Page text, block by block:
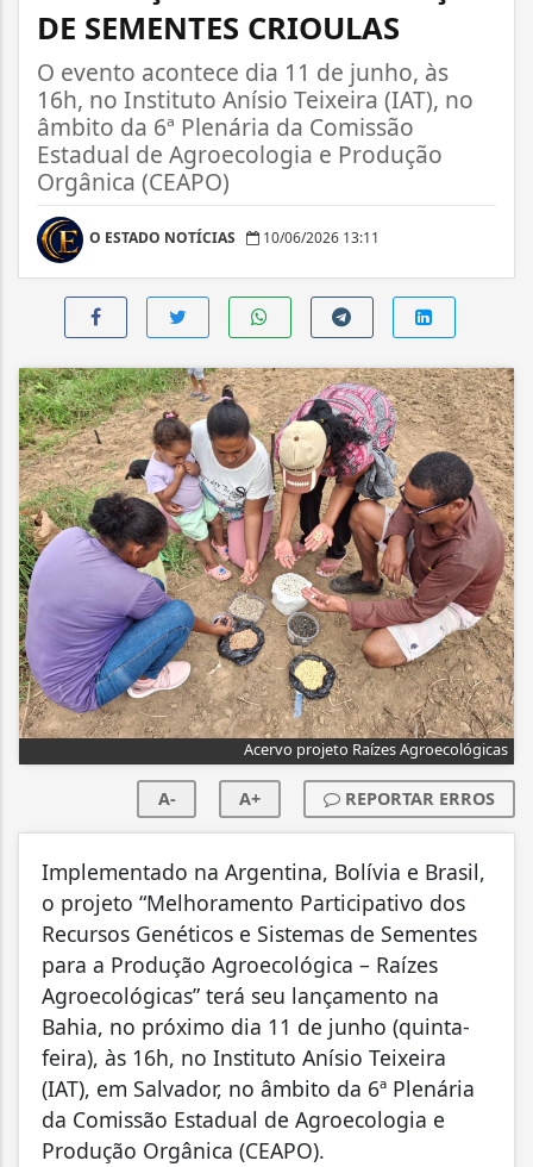
DE SEMENTES CRIOULAS
O evento acontece dia 11 de junho, às
16h, no Instituto Anísio Teixeira (IAT), no
âmbito da 6ª Plenária da Comissão
Estadual de Agroecologia e Produção
Orgânica (CEAPO)
O ESTADO NOTÍCIAS 10/06/2026 13:11
Acervo projeto Raízes Agroecológicas
A- A+ REPORTAR ERROS
Implementado na Argentina, Bolívia e Brasil,
o projeto “Melhoramento Participativo dos
Recursos Genéticos e Sistemas de Sementes
para a Produção Agroecológica – Raízes
Agroecológicas” terá seu lançamento na
Bahia, no próximo dia 11 de junho (quinta-
feira), às 16h, no Instituto Anísio Teixeira
(IAT), em Salvador, no âmbito da 6ª Plenária
da Comissão Estadual de Agroecologia e
Produção Orgânica (CEAPO).